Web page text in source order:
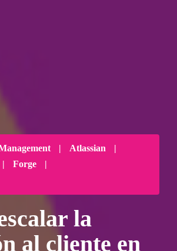
| Atlassian
|
| Forge
|
la
al cliente en